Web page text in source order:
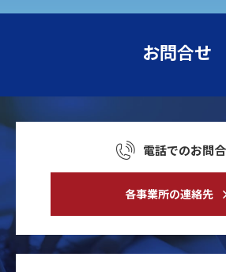
お問合せ
電話でのお問
各事業所の連絡先